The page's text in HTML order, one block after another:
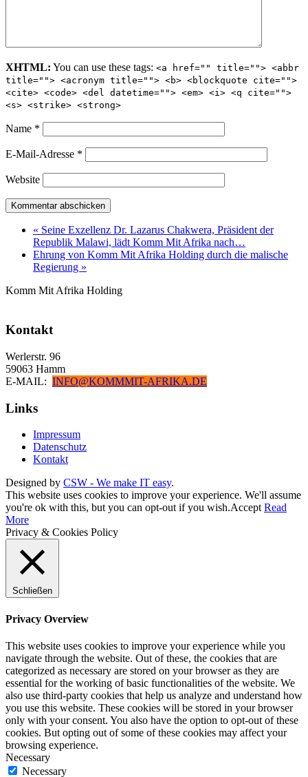
XHTML: You can use these tags: <a href="" title=""> <abbr
title=""> <acronym title=""> <b> <blockquote cite="">
<cite> <code> <del datetime=""> <em> <i> <q cite="">
<s> <strike> <strong>
Name *
E-Mail-Adresse *
Website
« Seine Exzellenz Dr. Lazarus Chakwera, Präsident der
Republik Malawi, lädt Komm Mit Afrika nach…
Ehrung von Komm Mit Afrika Holding durch die malische
Regierung »
Komm Mit Afrika Holding
Kontakt
Werlerstr. 96
59063 Hamm
E-MAIL: INFO@KOMMMIT-AFRIKA.DE
Links
Impressum
Datenschutz
Kontakt
Designed by CSW - We make IT easy.
This website uses cookies to improve your experience. We'll assume
you're ok with this, but you can opt-out if you wish.Accept Read
More
Privacy & Cookies Policy
Schließen
Privacy Overview
This website uses cookies to improve your experience while you
navigate through the website. Out of these, the cookies that are
categorized as necessary are stored on your browser as they are
essential for the working of basic functionalities of the website. We
also use third-party cookies that help us analyze and understand how
you use this website. These cookies will be stored in your browser
only with your consent. You also have the option to opt-out of these
cookies. But opting out of some of these cookies may affect your
browsing experience.
Necessary
Necessary